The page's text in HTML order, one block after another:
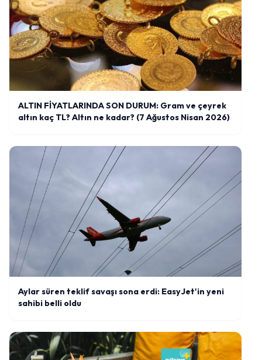
ALTIN FİYATLARINDA SON DURUM: Gram ve çeyrek
altın kaç TL? Altın ne kadar? (7 Ağustos Nisan 2026)
Aylar süren teklif savaşı sona erdi: EasyJet'in yeni
sahibi belli oldu